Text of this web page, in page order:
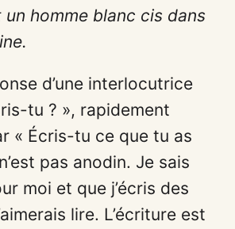
homme blanc cis dans
d’une interlocutrice
tu ? », rapidement
« Écris-tu ce que tu as
pas anodin. Je sais
moi et que j’écris des
lire. L’écriture est